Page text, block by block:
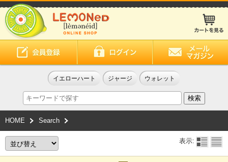
イエローハート ジャージ ウォレット
HOME Search
表示: